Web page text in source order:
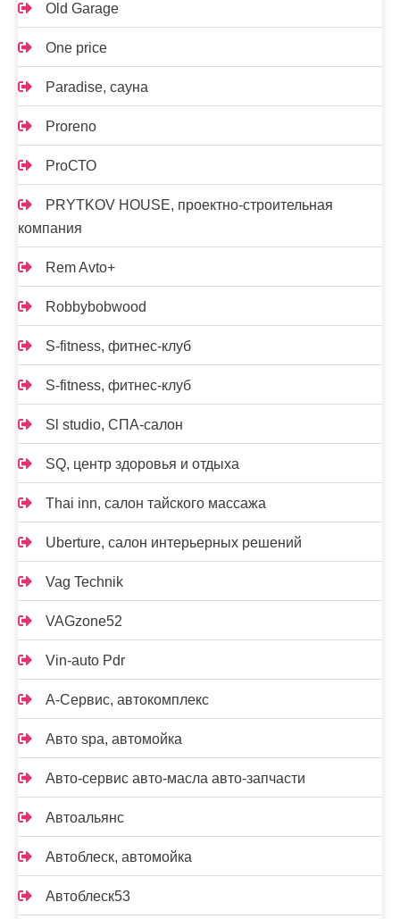
Old Garage
One price
Paradise, сауна
Proreno
ProСТО
PRYTKOV HOUSE, проектно-строительная
компания
Rem Avto+
Robbybobwood
S-fitness, фитнес-клуб
S-fitness, фитнес-клуб
Sl studio, СПА-салон
SQ, центр здоровья и отдыха
Thai inn, салон тайского массажа
Uberture, салон интерьерных решений
Vag Technik
VAGzone52
Vin-auto Pdr
А-Сервис, автокомплекс
Авто spa, автомойка
Авто-сервис авто-масла авто-запчасти
Автоальянс
Автоблеск, автомойка
Автоблеск53